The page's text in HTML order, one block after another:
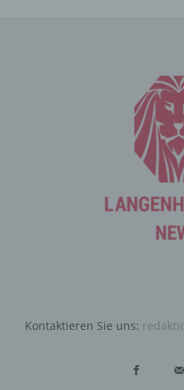
Kontaktieren Sie uns:
Internetbrowser zugeordnet
Cookie gespeichert wurde.
besuchten Internetseiten
Browser der betroffenen
Internetbrowsern, die
unterscheiden. Ein
über die eindeutige Cookie-
identifiziert werden.
Durch den Einsatz von
Internetseite
Benutzers optimiert werden.
es, den Nutzern die